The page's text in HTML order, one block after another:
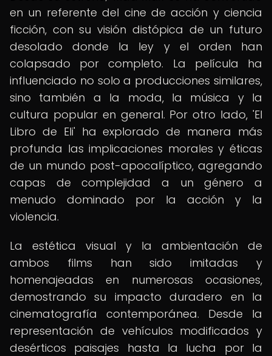
en un referente del cine de acción y ciencia
ficción, con su visión distópica de un futuro
desolado donde la ley y el orden han
colapsado por completo. La película ha
influenciado no solo a producciones similares,
sino también a la moda, la música y la
cultura popular en general. Por otro lado, 'El
Libro de Eli' ha explorado de manera más
profunda las implicaciones morales y éticas
de un mundo post-apocalíptico, agregando
capas de complejidad a un género a
menudo dominado por la acción y la
violencia.
La estética visual y la ambientación de
ambos films han sido imitadas y
homenajeadas en numerosas ocasiones,
demostrando su impacto duradero en la
cinematografía contemporánea. Desde la
representación de vehículos modificados y
desérticos paisajes hasta la lucha por la